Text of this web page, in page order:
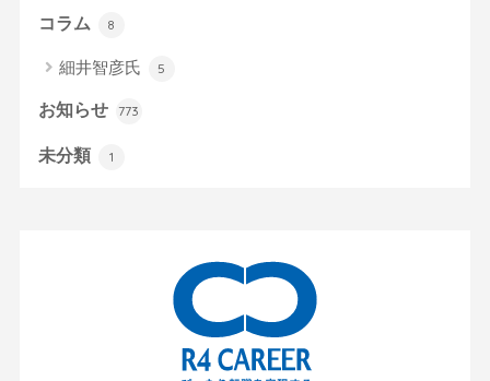
コラム 8
細井智彦氏 5
お知らせ 773
未分類 1